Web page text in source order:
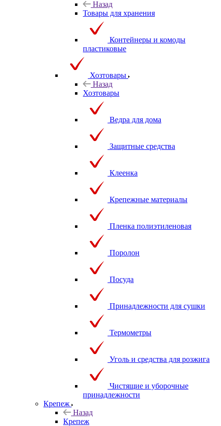
Назад
Товары для хранения
Контейнеры и комоды
пластиковые
Хозтовары
Назад
Хозтовары
Ведра для дома
Защитные средства
Клеенка
Крепежные материалы
Пленка полиэтиленовая
Поролон
Посуда
Принадлежности для сушки
Термометры
Уголь и средства для розжига
Чистящие и уборочные
принадлежности
Крепеж
Назад
Крепеж